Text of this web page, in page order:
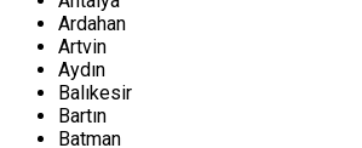
Ardahan
Artvin
Aydın
Balıkesir
Bartın
Batman